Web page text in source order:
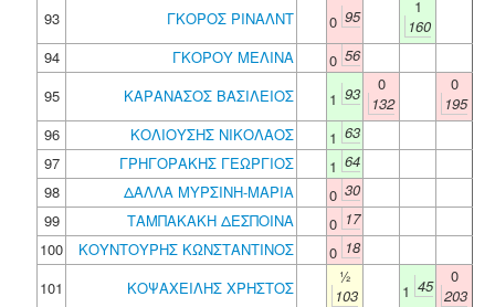
93
ΓΚΟΡΟΣ ΡΙΝΑΛΝΤ 0 95
1
160
94
ΓΚΟΡΟΥ ΜΕΛΙΝΑ 0 56
95
ΚΑΡΑΝΑΣΟΣ ΒΑΣΙΛΕΙΟΣ 1 93
0
132
0
195
96
ΚΟΛΙΟΥΣΗΣ ΝΙΚΟΛΑΟΣ 1 63
97
ΓΡΗΓΟΡΑΚΗΣ ΓΕΩΡΓΙΟΣ 1 64
98
ΔΑΛΛΑ ΜΥΡΣΙΝΗ-ΜΑΡΙΑ 0 30
99
ΤΑΜΠΑΚΑΚΗ ΔΕΣΠΟΙΝΑ 0 17
100
ΚΟΥΝΤΟΥΡΗΣ ΚΩΝΣΤΑΝΤΙΝΟΣ 0 18
101
ΚΟΨΑΧΕΙΛΗΣ ΧΡΗΣΤΟΣ
½
103
1 45
0
203